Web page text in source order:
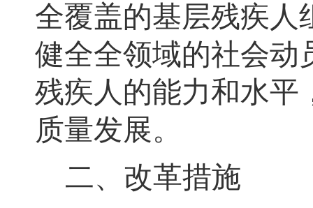
全覆盖的基层残疾人
健全全领域的社会动
残疾人的能力和水平
质量发展。
二、改革措施